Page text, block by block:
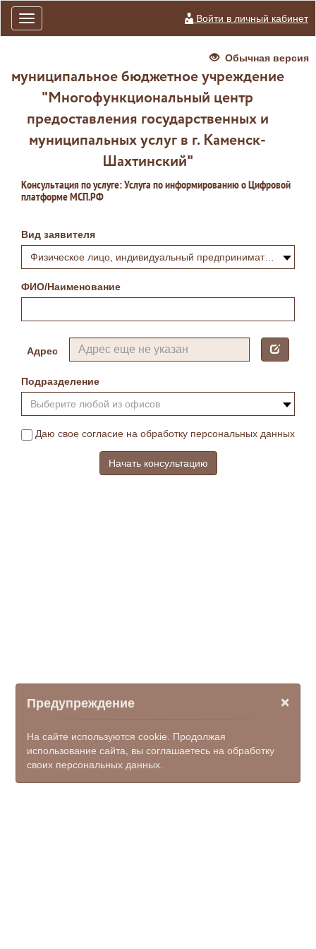
Toggle
navigation
Войти в личный кабинет
Обычная версия
муниципальное бюджетное учреждение
"Многофункциональный центр
предоставления государственных и
муниципальных услуг в г. Каменск-
Шахтинский"
Консультация по услуге: Услуга по информированию о Цифровой
платформе МСП.РФ
Вид заявителя
Физическое лицо, индивидуальный предприниматель или самозанятый
ФИО/Наименование
Адрес
Подразделение
Выберите любой из офисов
Даю свое согласие на обработку персональных данных
Начать консультацию
×
Предупреждение
На сайте используются cookie. Продолжая
использование сайта, вы соглашаетесь на обработку
своих персональных данных.